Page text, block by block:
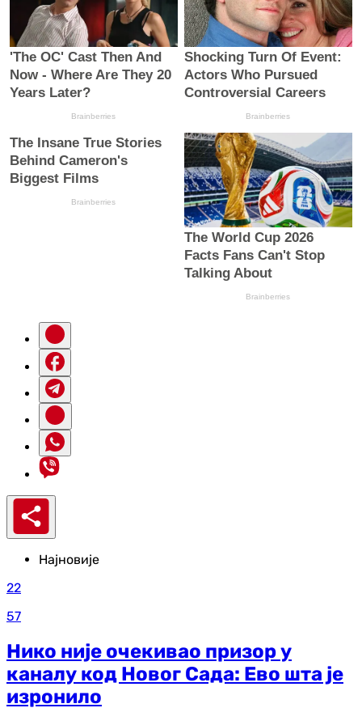
Најновије
22
57
Нико није очекивао призор у
каналу код Новог Сада: Ево шта је
изронило